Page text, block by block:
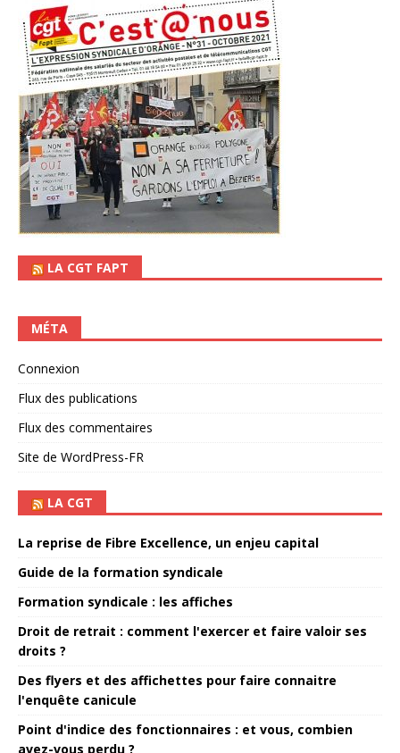
LA CGT FAPT
MÉTA
Connexion
Flux des publications
Flux des commentaires
Site de WordPress-FR
LA CGT
La reprise de Fibre Excellence, un enjeu capital
Guide de la formation syndicale
Formation syndicale : les affiches
Droit de retrait : comment l'exercer et faire valoir ses
droits ?
Des flyers et des affichettes pour faire connaitre
l'enquête canicule
Point d'indice des fonctionnaires : et vous, combien
avez-vous perdu ?